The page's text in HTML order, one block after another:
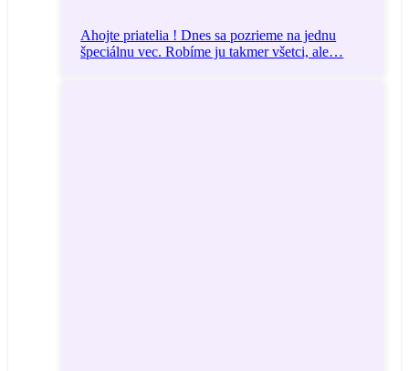
Ahojte priatelia ! Dnes sa pozrieme na jednu
špeciálnu vec. Robíme ju takmer všetci, ale…